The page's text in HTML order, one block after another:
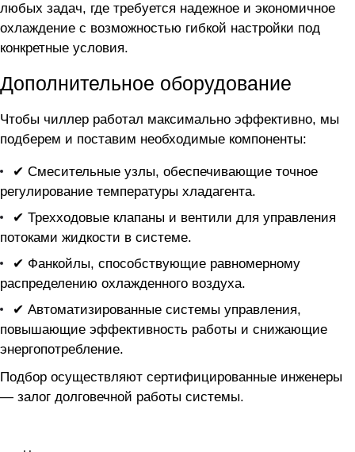
любых задач, где требуется надежное и экономичное
охлаждение с возможностью гибкой настройки под
конкретные условия.
Дополнительное оборудование
Чтобы чиллер работал максимально эффективно, мы
подберем и поставим необходимые компоненты:
✔ Смесительные узлы, обеспечивающие точное
регулирование температуры хладагента.
✔ Трехходовые клапаны и вентили для управления
потоками жидкости в системе.
✔ Фанкойлы, способствующие равномерному
распределению охлажденного воздуха.
✔ Автоматизированные системы управления,
повышающие эффективность работы и снижающие
энергопотребление.
Подбор осуществляют сертифицированные инженеры
— залог долговечной работы системы.